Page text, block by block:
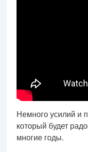
Немного усилий и
который будет
многие годы.